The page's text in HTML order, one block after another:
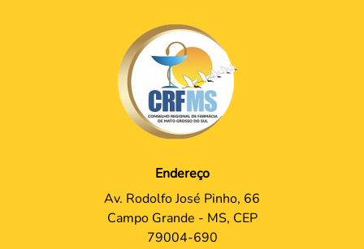
Endereço
Av. Rodolfo José Pinho, 66
Campo Grande - MS, CEP
79004-690